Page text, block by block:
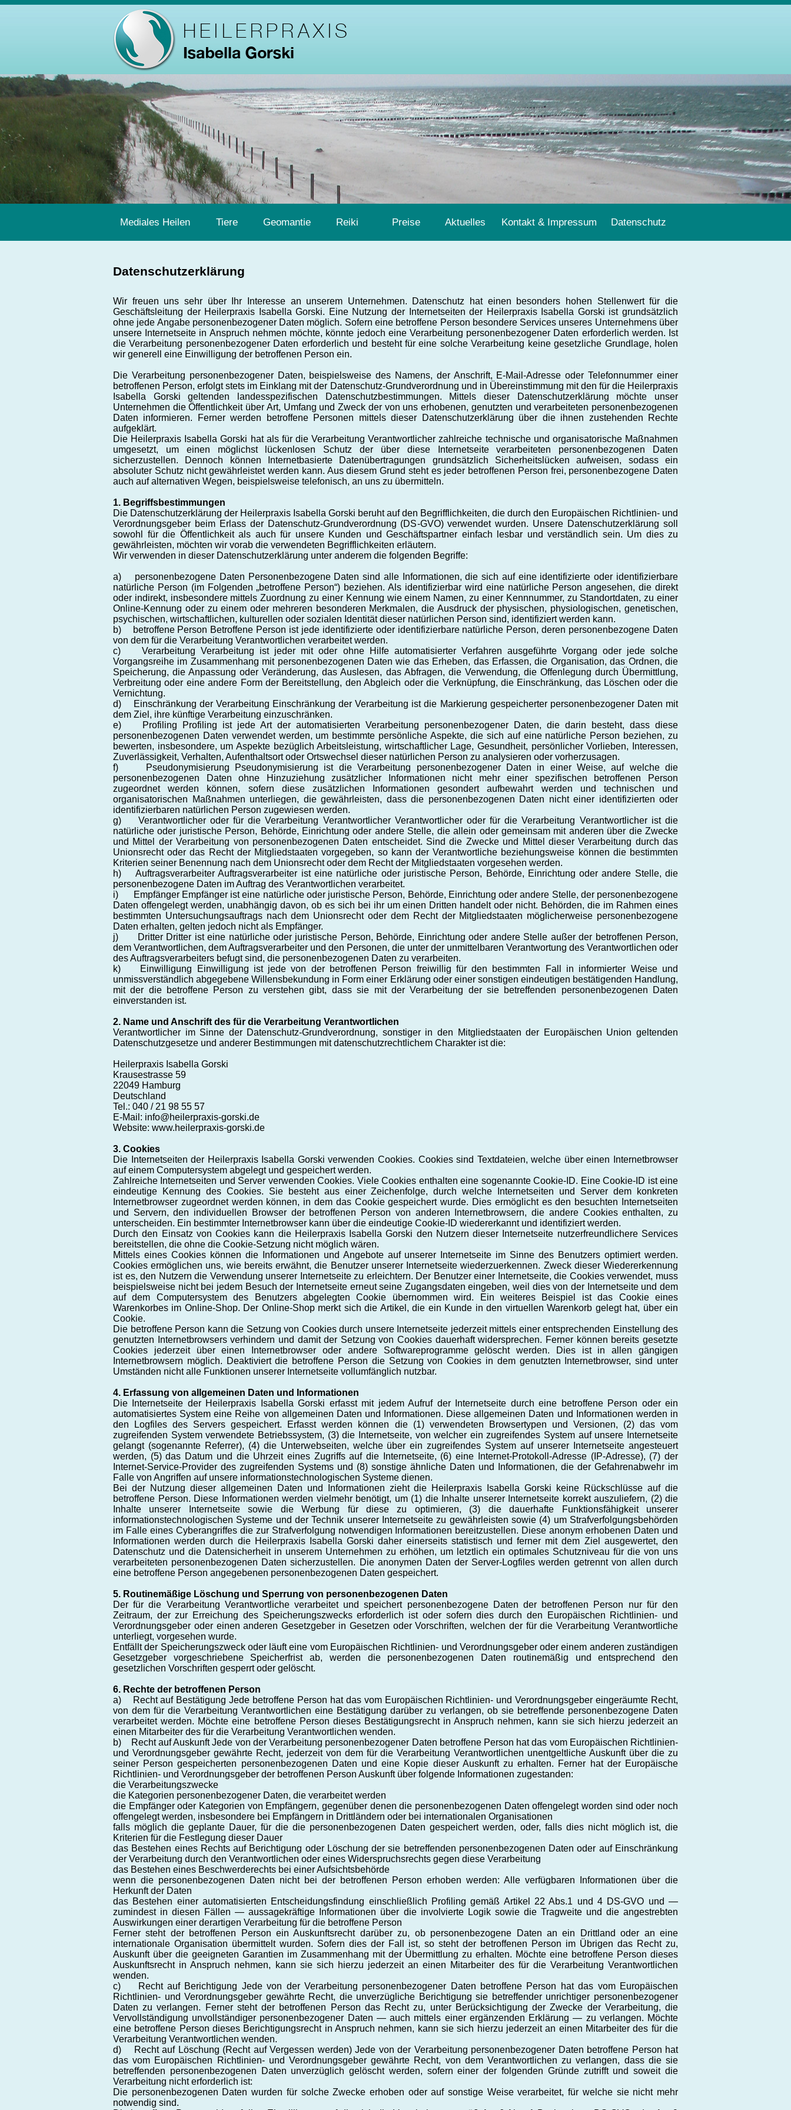
>
<
Mediales Heilen Tiere Geomantie Reiki Preise Aktuelles Kontakt & Impressum Datenschutz
Datenschutzerklärung
Wir freuen uns sehr über Ihr Interesse an unserem Unternehmen. Datenschutz hat einen besonders hohen Stellenwert für die
Geschäftsleitung der Heilerpraxis Isabella Gorski. Eine Nutzung der Internetseiten der Heilerpraxis Isabella Gorski ist grundsätzlich
ohne jede Angabe personenbezogener Daten möglich. Sofern eine betroffene Person besondere Services unseres Unternehmens über
unsere Internetseite in Anspruch nehmen möchte, könnte jedoch eine Verarbeitung personenbezogener Daten erforderlich werden. Ist
die Verarbeitung personenbezogener Daten erforderlich und besteht für eine solche Verarbeitung keine gesetzliche Grundlage, holen
wir generell eine Einwilligung der betroffenen Person ein.
Die Verarbeitung personenbezogener Daten, beispielsweise des Namens, der Anschrift, E-Mail-Adresse oder Telefonnummer einer
betroffenen Person, erfolgt stets im Einklang mit der Datenschutz-Grundverordnung und in Übereinstimmung mit den für die Heilerpraxis
Isabella Gorski geltenden landesspezifischen Datenschutzbestimmungen. Mittels dieser Datenschutzerklärung möchte unser
Unternehmen die Öffentlichkeit über Art, Umfang und Zweck der von uns erhobenen, genutzten und verarbeiteten personenbezogenen
Daten informieren. Ferner werden betroffene Personen mittels dieser Datenschutzerklärung über die ihnen zustehenden Rechte
aufgeklärt.
Die Heilerpraxis Isabella Gorski hat als für die Verarbeitung Verantwortlicher zahlreiche technische und organisatorische Maßnahmen
umgesetzt, um einen möglichst lückenlosen Schutz der über diese Internetseite verarbeiteten personenbezogenen Daten
sicherzustellen. Dennoch können Internetbasierte Datenübertragungen grundsätzlich Sicherheitslücken aufweisen, sodass ein
absoluter Schutz nicht gewährleistet werden kann. Aus diesem Grund steht es jeder betroffenen Person frei, personenbezogene Daten
auch auf alternativen Wegen, beispielsweise telefonisch, an uns zu übermitteln.
1. Begriffsbestimmungen
Die Datenschutzerklärung der Heilerpraxis Isabella Gorski beruht auf den Begrifflichkeiten, die durch den Europäischen Richtlinien- und
Verordnungsgeber beim Erlass der Datenschutz-Grundverordnung (DS-GVO) verwendet wurden. Unsere Datenschutzerklärung soll
sowohl für die Öffentlichkeit als auch für unsere Kunden und Geschäftspartner einfach lesbar und verständlich sein. Um dies zu
gewährleisten, möchten wir vorab die verwendeten Begrifflichkeiten erläutern.
Wir verwenden in dieser Datenschutzerklärung unter anderem die folgenden Begriffe:
a) personenbezogene Daten Personenbezogene Daten sind alle Informationen, die sich auf eine identifizierte oder identifizierbare
natürliche Person (im Folgenden „betroffene Person“) beziehen. Als identifizierbar wird eine natürliche Person angesehen, die direkt
oder indirekt, insbesondere mittels Zuordnung zu einer Kennung wie einem Namen, zu einer Kennnummer, zu Standortdaten, zu einer
Online-Kennung oder zu einem oder mehreren besonderen Merkmalen, die Ausdruck der physischen, physiologischen, genetischen,
psychischen, wirtschaftlichen, kulturellen oder sozialen Identität dieser natürlichen Person sind, identifiziert werden kann.
b) betroffene Person Betroffene Person ist jede identifizierte oder identifizierbare natürliche Person, deren personenbezogene Daten
von dem für die Verarbeitung Verantwortlichen verarbeitet werden.
c) Verarbeitung Verarbeitung ist jeder mit oder ohne Hilfe automatisierter Verfahren ausgeführte Vorgang oder jede solche
Vorgangsreihe im Zusammenhang mit personenbezogenen Daten wie das Erheben, das Erfassen, die Organisation, das Ordnen, die
Speicherung, die Anpassung oder Veränderung, das Auslesen, das Abfragen, die Verwendung, die Offenlegung durch Übermittlung,
Verbreitung oder eine andere Form der Bereitstellung, den Abgleich oder die Verknüpfung, die Einschränkung, das Löschen oder die
Vernichtung.
d) Einschränkung der Verarbeitung Einschränkung der Verarbeitung ist die Markierung gespeicherter personenbezogener Daten mit
dem Ziel, ihre künftige Verarbeitung einzuschränken.
e) Profiling Profiling ist jede Art der automatisierten Verarbeitung personenbezogener Daten, die darin besteht, dass diese
personenbezogenen Daten verwendet werden, um bestimmte persönliche Aspekte, die sich auf eine natürliche Person beziehen, zu
bewerten, insbesondere, um Aspekte bezüglich Arbeitsleistung, wirtschaftlicher Lage, Gesundheit, persönlicher Vorlieben, Interessen,
Zuverlässigkeit, Verhalten, Aufenthaltsort oder Ortswechsel dieser natürlichen Person zu analysieren oder vorherzusagen.
f) Pseudonymisierung Pseudonymisierung ist die Verarbeitung personenbezogener Daten in einer Weise, auf welche die
personenbezogenen Daten ohne Hinzuziehung zusätzlicher Informationen nicht mehr einer spezifischen betroffenen Person
zugeordnet werden können, sofern diese zusätzlichen Informationen gesondert aufbewahrt werden und technischen und
organisatorischen Maßnahmen unterliegen, die gewährleisten, dass die personenbezogenen Daten nicht einer identifizierten oder
identifizierbaren natürlichen Person zugewiesen werden.
g) Verantwortlicher oder für die Verarbeitung Verantwortlicher Verantwortlicher oder für die Verarbeitung Verantwortlicher ist die
natürliche oder juristische Person, Behörde, Einrichtung oder andere Stelle, die allein oder gemeinsam mit anderen über die Zwecke
und Mittel der Verarbeitung von personenbezogenen Daten entscheidet. Sind die Zwecke und Mittel dieser Verarbeitung durch das
Unionsrecht oder das Recht der Mitgliedstaaten vorgegeben, so kann der Verantwortliche beziehungsweise können die bestimmten
Kriterien seiner Benennung nach dem Unionsrecht oder dem Recht der Mitgliedstaaten vorgesehen werden.
h) Auftragsverarbeiter Auftragsverarbeiter ist eine natürliche oder juristische Person, Behörde, Einrichtung oder andere Stelle, die
personenbezogene Daten im Auftrag des Verantwortlichen verarbeitet.
i) Empfänger Empfänger ist eine natürliche oder juristische Person, Behörde, Einrichtung oder andere Stelle, der personenbezogene
Daten offengelegt werden, unabhängig davon, ob es sich bei ihr um einen Dritten handelt oder nicht. Behörden, die im Rahmen eines
bestimmten Untersuchungsauftrags nach dem Unionsrecht oder dem Recht der Mitgliedstaaten möglicherweise personenbezogene
Daten erhalten, gelten jedoch nicht als Empfänger.
j) Dritter Dritter ist eine natürliche oder juristische Person, Behörde, Einrichtung oder andere Stelle außer der betroffenen Person,
dem Verantwortlichen, dem Auftragsverarbeiter und den Personen, die unter der unmittelbaren Verantwortung des Verantwortlichen oder
des Auftragsverarbeiters befugt sind, die personenbezogenen Daten zu verarbeiten.
k) Einwilligung Einwilligung ist jede von der betroffenen Person freiwillig für den bestimmten Fall in informierter Weise und
unmissverständlich abgegebene Willensbekundung in Form einer Erklärung oder einer sonstigen eindeutigen bestätigenden Handlung,
mit der die betroffene Person zu verstehen gibt, dass sie mit der Verarbeitung der sie betreffenden personenbezogenen Daten
einverstanden ist.
2. Name und Anschrift des für die Verarbeitung Verantwortlichen
Verantwortlicher im Sinne der Datenschutz-Grundverordnung, sonstiger in den Mitgliedstaaten der Europäischen Union geltenden
Datenschutzgesetze und anderer Bestimmungen mit datenschutzrechtlichem Charakter ist die:
Heilerpraxis Isabella Gorski
Krausestrasse 59
22049 Hamburg
Deutschland
Tel.: 040 / 21 98 55 57
E-Mail: info@heilerpraxis-gorski.de
Website: www.heilerpraxis-gorski.de
3. Cookies
Die Internetseiten der Heilerpraxis Isabella Gorski verwenden Cookies. Cookies sind Textdateien, welche über einen Internetbrowser
auf einem Computersystem abgelegt und gespeichert werden.
Zahlreiche Internetseiten und Server verwenden Cookies. Viele Cookies enthalten eine sogenannte Cookie-ID. Eine Cookie-ID ist eine
eindeutige Kennung des Cookies. Sie besteht aus einer Zeichenfolge, durch welche Internetseiten und Server dem konkreten
Internetbrowser zugeordnet werden können, in dem das Cookie gespeichert wurde. Dies ermöglicht es den besuchten Internetseiten
und Servern, den individuellen Browser der betroffenen Person von anderen Internetbrowsern, die andere Cookies enthalten, zu
unterscheiden. Ein bestimmter Internetbrowser kann über die eindeutige Cookie-ID wiedererkannt und identifiziert werden.
Durch den Einsatz von Cookies kann die Heilerpraxis Isabella Gorski den Nutzern dieser Internetseite nutzerfreundlichere Services
bereitstellen, die ohne die Cookie-Setzung nicht möglich wären.
Mittels eines Cookies können die Informationen und Angebote auf unserer Internetseite im Sinne des Benutzers optimiert werden.
Cookies ermöglichen uns, wie bereits erwähnt, die Benutzer unserer Internetseite wiederzuerkennen. Zweck dieser Wiedererkennung
ist es, den Nutzern die Verwendung unserer Internetseite zu erleichtern. Der Benutzer einer Internetseite, die Cookies verwendet, muss
beispielsweise nicht bei jedem Besuch der Internetseite erneut seine Zugangsdaten eingeben, weil dies von der Internetseite und dem
auf dem Computersystem des Benutzers abgelegten Cookie übernommen wird. Ein weiteres Beispiel ist das Cookie eines
Warenkorbes im Online-Shop. Der Online-Shop merkt sich die Artikel, die ein Kunde in den virtuellen Warenkorb gelegt hat, über ein
Cookie.
Die betroffene Person kann die Setzung von Cookies durch unsere Internetseite jederzeit mittels einer entsprechenden Einstellung des
genutzten Internetbrowsers verhindern und damit der Setzung von Cookies dauerhaft widersprechen. Ferner können bereits gesetzte
Cookies jederzeit über einen Internetbrowser oder andere Softwareprogramme gelöscht werden. Dies ist in allen gängigen
Internetbrowsern möglich. Deaktiviert die betroffene Person die Setzung von Cookies in dem genutzten Internetbrowser, sind unter
Umständen nicht alle Funktionen unserer Internetseite vollumfänglich nutzbar.
4. Erfassung von allgemeinen Daten und Informationen
Die Internetseite der Heilerpraxis Isabella Gorski erfasst mit jedem Aufruf der Internetseite durch eine betroffene Person oder ein
automatisiertes System eine Reihe von allgemeinen Daten und Informationen. Diese allgemeinen Daten und Informationen werden in
den Logfiles des Servers gespeichert. Erfasst werden können die (1) verwendeten Browsertypen und Versionen, (2) das vom
zugreifenden System verwendete Betriebssystem, (3) die Internetseite, von welcher ein zugreifendes System auf unsere Internetseite
gelangt (sogenannte Referrer), (4) die Unterwebseiten, welche über ein zugreifendes System auf unserer Internetseite angesteuert
werden, (5) das Datum und die Uhrzeit eines Zugriffs auf die Internetseite, (6) eine Internet-Protokoll-Adresse (IP-Adresse), (7) der
Internet-Service-Provider des zugreifenden Systems und (8) sonstige ähnliche Daten und Informationen, die der Gefahrenabwehr im
Falle von Angriffen auf unsere informationstechnologischen Systeme dienen.
Bei der Nutzung dieser allgemeinen Daten und Informationen zieht die Heilerpraxis Isabella Gorski keine Rückschlüsse auf die
betroffene Person. Diese Informationen werden vielmehr benötigt, um (1) die Inhalte unserer Internetseite korrekt auszuliefern, (2) die
Inhalte unserer Internetseite sowie die Werbung für diese zu optimieren, (3) die dauerhafte Funktionsfähigkeit unserer
informationstechnologischen Systeme und der Technik unserer Internetseite zu gewährleisten sowie (4) um Strafverfolgungsbehörden
im Falle eines Cyberangriffes die zur Strafverfolgung notwendigen Informationen bereitzustellen. Diese anonym erhobenen Daten und
Informationen werden durch die Heilerpraxis Isabella Gorski daher einerseits statistisch und ferner mit dem Ziel ausgewertet, den
Datenschutz und die Datensicherheit in unserem Unternehmen zu erhöhen, um letztlich ein optimales Schutzniveau für die von uns
verarbeiteten personenbezogenen Daten sicherzustellen. Die anonymen Daten der Server-Logfiles werden getrennt von allen durch
eine betroffene Person angegebenen personenbezogenen Daten gespeichert.
5. Routinemäßige Löschung und Sperrung von personenbezogenen Daten
Der für die Verarbeitung Verantwortliche verarbeitet und speichert personenbezogene Daten der betroffenen Person nur für den
Zeitraum, der zur Erreichung des Speicherungszwecks erforderlich ist oder sofern dies durch den Europäischen Richtlinien- und
Verordnungsgeber oder einen anderen Gesetzgeber in Gesetzen oder Vorschriften, welchen der für die Verarbeitung Verantwortliche
unterliegt, vorgesehen wurde.
Entfällt der Speicherungszweck oder läuft eine vom Europäischen Richtlinien- und Verordnungsgeber oder einem anderen zuständigen
Gesetzgeber vorgeschriebene Speicherfrist ab, werden die personenbezogenen Daten routinemäßig und entsprechend den
gesetzlichen Vorschriften gesperrt oder gelöscht.
6. Rechte der betroffenen Person
a) Recht auf Bestätigung Jede betroffene Person hat das vom Europäischen Richtlinien- und Verordnungsgeber eingeräumte Recht,
von dem für die Verarbeitung Verantwortlichen eine Bestätigung darüber zu verlangen, ob sie betreffende personenbezogene Daten
verarbeitet werden. Möchte eine betroffene Person dieses Bestätigungsrecht in Anspruch nehmen, kann sie sich hierzu jederzeit an
einen Mitarbeiter des für die Verarbeitung Verantwortlichen wenden.
b) Recht auf Auskunft Jede von der Verarbeitung personenbezogener Daten betroffene Person hat das vom Europäischen Richtlinien-
und Verordnungsgeber gewährte Recht, jederzeit von dem für die Verarbeitung Verantwortlichen unentgeltliche Auskunft über die zu
seiner Person gespeicherten personenbezogenen Daten und eine Kopie dieser Auskunft zu erhalten. Ferner hat der Europäische
Richtlinien- und Verordnungsgeber der betroffenen Person Auskunft über folgende Informationen zugestanden:
die Verarbeitungszwecke
die Kategorien personenbezogener Daten, die verarbeitet werden
die Empfänger oder Kategorien von Empfängern, gegenüber denen die personenbezogenen Daten offengelegt worden sind oder noch
offengelegt werden, insbesondere bei Empfängern in Drittländern oder bei internationalen Organisationen
falls möglich die geplante Dauer, für die die personenbezogenen Daten gespeichert werden, oder, falls dies nicht möglich ist, die
Kriterien für die Festlegung dieser Dauer
das Bestehen eines Rechts auf Berichtigung oder Löschung der sie betreffenden personenbezogenen Daten oder auf Einschränkung
der Verarbeitung durch den Verantwortlichen oder eines Widerspruchsrechts gegen diese Verarbeitung
das Bestehen eines Beschwerderechts bei einer Aufsichtsbehörde
wenn die personenbezogenen Daten nicht bei der betroffenen Person erhoben werden: Alle verfügbaren Informationen über die
Herkunft der Daten
das Bestehen einer automatisierten Entscheidungsfindung einschließlich Profiling gemäß Artikel 22 Abs.1 und 4 DS-GVO und —
zumindest in diesen Fällen — aussagekräftige Informationen über die involvierte Logik sowie die Tragweite und die angestrebten
Auswirkungen einer derartigen Verarbeitung für die betroffene Person
Ferner steht der betroffenen Person ein Auskunftsrecht darüber zu, ob personenbezogene Daten an ein Drittland oder an eine
internationale Organisation übermittelt wurden. Sofern dies der Fall ist, so steht der betroffenen Person im Übrigen das Recht zu,
Auskunft über die geeigneten Garantien im Zusammenhang mit der Übermittlung zu erhalten. Möchte eine betroffene Person dieses
Auskunftsrecht in Anspruch nehmen, kann sie sich hierzu jederzeit an einen Mitarbeiter des für die Verarbeitung Verantwortlichen
wenden.
c) Recht auf Berichtigung Jede von der Verarbeitung personenbezogener Daten betroffene Person hat das vom Europäischen
Richtlinien- und Verordnungsgeber gewährte Recht, die unverzügliche Berichtigung sie betreffender unrichtiger personenbezogener
Daten zu verlangen. Ferner steht der betroffenen Person das Recht zu, unter Berücksichtigung der Zwecke der Verarbeitung, die
Vervollständigung unvollständiger personenbezogener Daten — auch mittels einer ergänzenden Erklärung — zu verlangen. Möchte
eine betroffene Person dieses Berichtigungsrecht in Anspruch nehmen, kann sie sich hierzu jederzeit an einen Mitarbeiter des für die
Verarbeitung Verantwortlichen wenden.
d) Recht auf Löschung (Recht auf Vergessen werden) Jede von der Verarbeitung personenbezogener Daten betroffene Person hat
das vom Europäischen Richtlinien- und Verordnungsgeber gewährte Recht, von dem Verantwortlichen zu verlangen, dass die sie
betreffenden personenbezogenen Daten unverzüglich gelöscht werden, sofern einer der folgenden Gründe zutrifft und soweit die
Verarbeitung nicht erforderlich ist:
Die personenbezogenen Daten wurden für solche Zwecke erhoben oder auf sonstige Weise verarbeitet, für welche sie nicht mehr
notwendig sind.